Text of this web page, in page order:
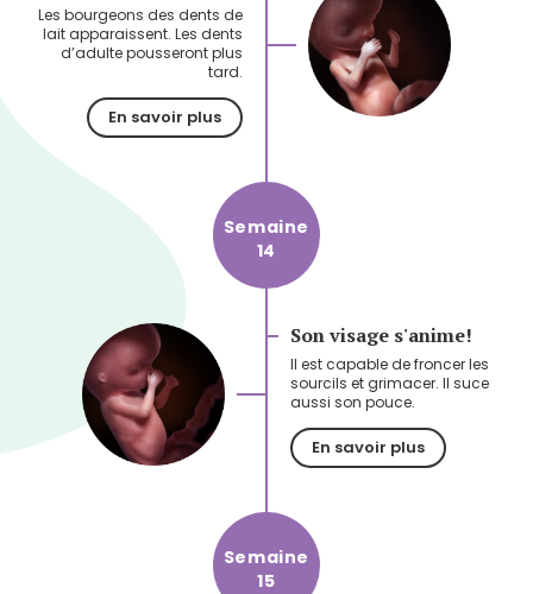
Les bourgeons des dents de
lait apparaissent. Les dents
d’adulte pousseront plus
tard.
En savoir plus
Semaine
14
Son visage s'anime!
Il est capable de froncer les
sourcils et grimacer. Il suce
aussi son pouce.
En savoir plus
Semaine
15